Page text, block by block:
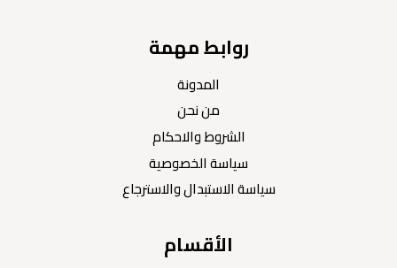
روابط مهمة
المدونة
من نحن
الشروط والاحكام
سياسة الخصوصية
سياسة الاستبدال والاسترجاع
الأقسام